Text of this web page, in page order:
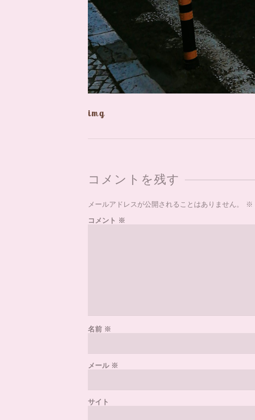
img
コメントを残す
メールアドレスが公開されることはありません。 ※
コメント ※
名前 ※
メール※
サイト